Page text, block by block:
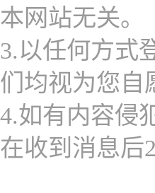
本网站无关。
3.以任何方式
们均视为您自
4.如有内容侵
在收到消息后